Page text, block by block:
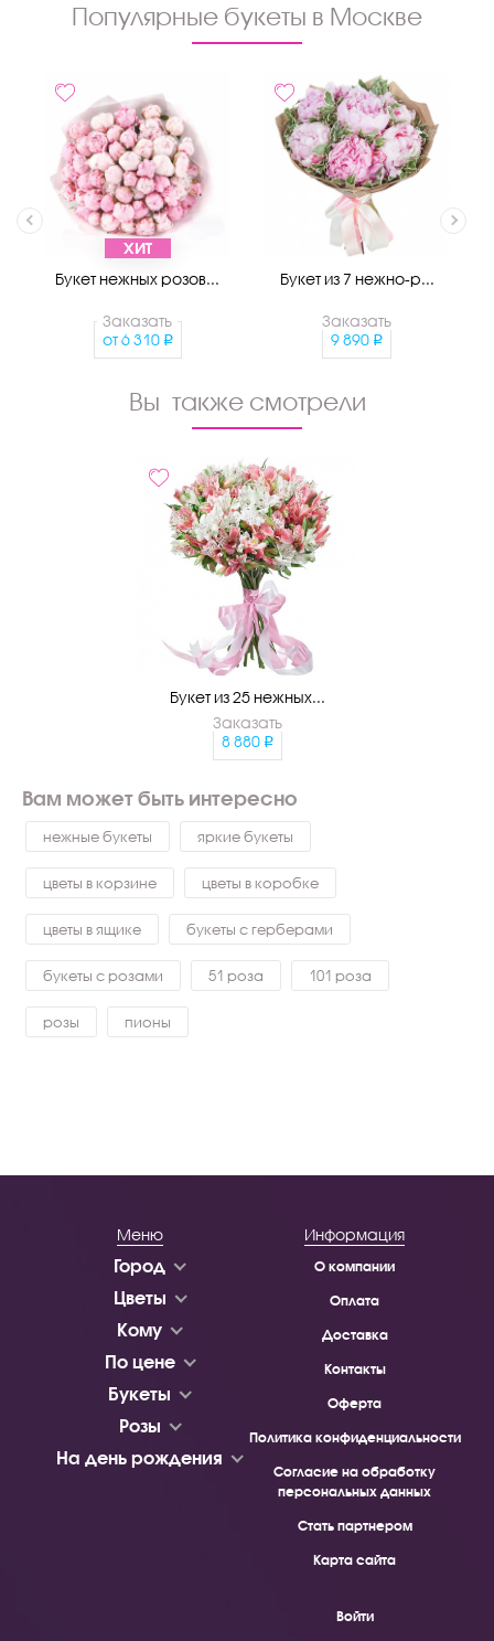
Популярные букеты в Москве
ХИТ
Букет нежных розов...
Заказать
от 6 310
Букет из 7 нежно-р...
Заказать
9 890
Вы также смотрели
Букет из 25 нежных...
Заказать
8 880
Вам может быть интересно
нежные букеты яркие букеты
цветы в корзине цветы в коробке
цветы в ящике букеты с герберами
букеты с розами 51 роза 101 роза
розы пионы
Меню
Город
Цветы
Кому
По цене
Букеты
Розы
На день рождения
Информация
О компании
Оплата
Доставка
Контакты
Оферта
Политика конфиденциальности
Согласие на обработку
персональных данных
Стать партнером
Карта сайта
Войти